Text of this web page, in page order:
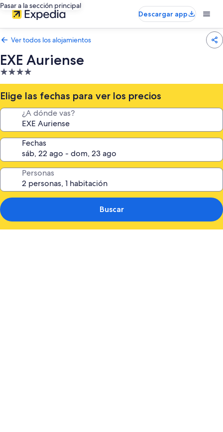
Pasar a la sección principal
Descargar app
Ver todos los alojamientos
EXE Auriense
Alojamiento
de
4.0 estrellas
Elige las fechas para ver los precios
¿A dónde vas?
Fechas
Personas
Buscar